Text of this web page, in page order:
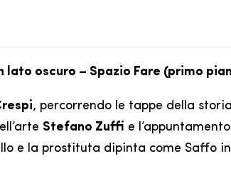
lato oscuro – Spazio Fare (primo
, percorrendo le tappe della
Stefano Zuffi e
e la prostituta dipinta come Saffo